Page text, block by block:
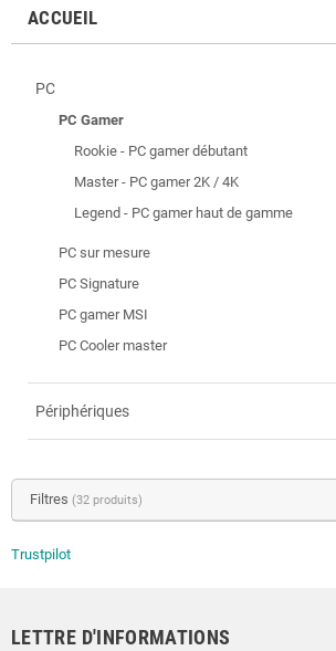
ACCUEIL
PC
PC Gamer
Rookie - PC gamer débutant
Master - PC gamer 2K / 4K
Legend - PC gamer haut de gamme
PC sur mesure
PC Signature
PC gamer MSI
PC Cooler master
Périphériques
Filtres (32 produits)
Trustpilot
LETTRE D'INFORMATIONS